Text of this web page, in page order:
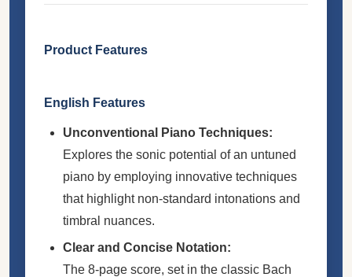
Product Features
English Features
Unconventional Piano Techniques:
Explores the sonic potential of an untuned
piano by employing innovative techniques
that highlight non-standard intonations and
timbral nuances.
Clear and Concise Notation:
The 8-page score, set in the classic Bach